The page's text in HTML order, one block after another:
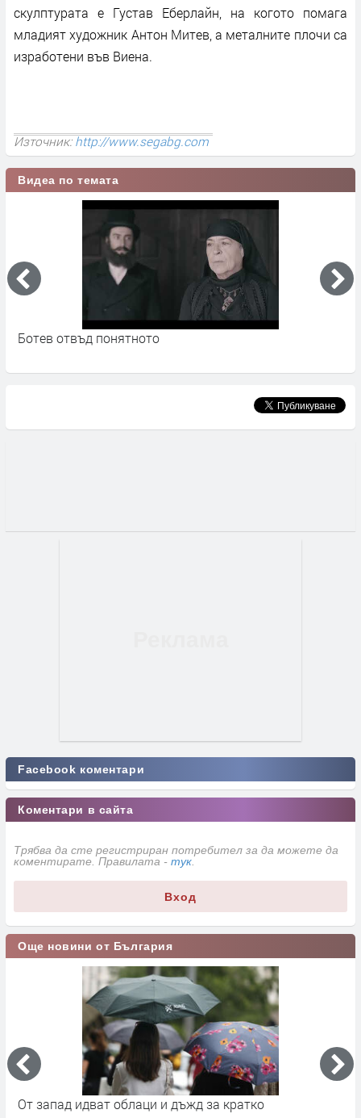
скулптурата е Густав Еберлайн, на когото помага
младият художник Антон Митев, а металните плочи са
изработени във Виена.
Източник:http://www.segabg.com
Видеа по темата
Ботев отвъд понятното
Facebook коментари
Коментари в сайта
Трябва да сте регистриран потребител за да можете да
коментирате. Правилата - тук
Вход
Още новини от България
От запад идват облаци и дъжд за кратко